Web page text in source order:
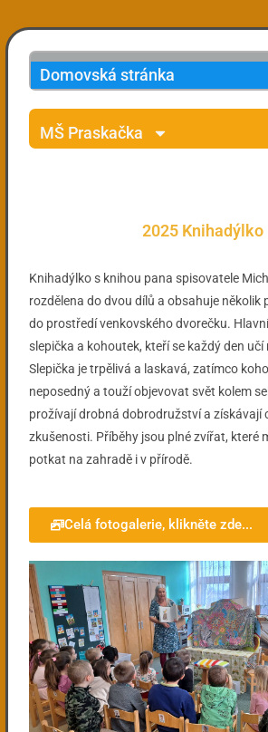
Domovská stránka
MŠ Praskačka
2025 Knihadýlko
Knihadýlko s knihou pana spisovatele
rozdělena do dvou dílů a obsahuje několik
do prostředí venkovského dvorečku.
slepička a kohoutek, kteří se každý den učí
Slepička je trpělivá a laskavá, zatímco
neposedný a touží objevovat svět kolem
prožívají drobná dobrodružství a získávají
zkušenosti. Příběhy jsou plné zvířat, které
potkat na zahradě i v přírodě.
Celá fotogalerie, klikněte zde...